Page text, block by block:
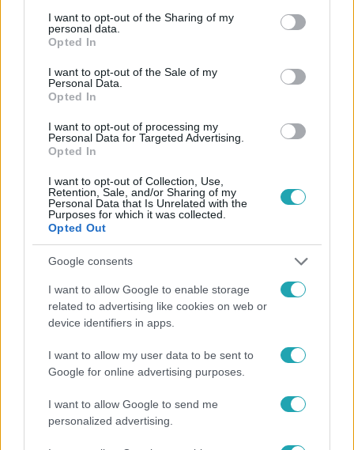
not limited to your visit or usage behaviour. You may click to
grant or deny consent to Google and its third-party tags to
use your data for below specified purposes in below Google
consent section.
I want to opt-out of the Sharing of my
personal data.
Opted In
I want to opt-out of the Sale of my
Personal Data.
Opted In
I want to opt-out of processing my
Personal Data for Targeted Advertising.
Opted In
I want to opt-out of Collection, Use,
Retention, Sale, and/or Sharing of my
Personal Data that Is Unrelated with the
Purposes for which it was collected.
Opted Out
Google consents
I want to allow Google to enable storage
related to advertising like cookies on web or
device identifiers in apps.
I want to allow my user data to be sent to
Google for online advertising purposes.
I want to allow Google to send me
personalized advertising.
Követem
VADAK #
Népszerű